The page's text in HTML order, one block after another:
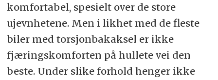
komfortabel, spesielt over de store
ujevnhetene. Men i likhet med de fleste
biler med torsjonbakaksel er ikke
fjæringskomforten på hullete vei den
beste. Under slike forhold henger ikke